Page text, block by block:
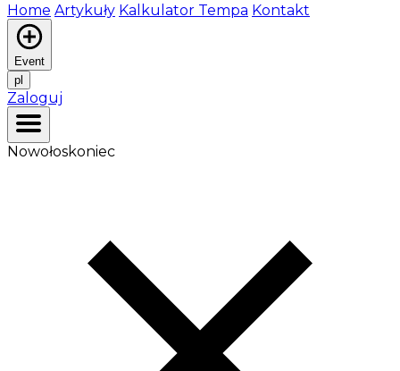
Home Artykuły Kalkulator Tempa Kontakt
Event
pl
Zaloguj
Nowołoskoniec